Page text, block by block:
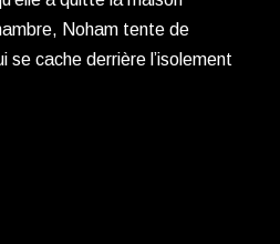
Noham tente de
cache derrière l’isolement